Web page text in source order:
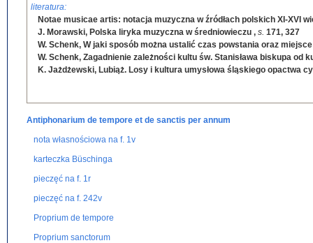
literatura:
Notae musicae artis: notacja muzyczna w źródłach polskich XI-XVI
J. Morawski, Polska liryka muzyczna w średniowieczu , s. 171, 327
W. Schenk, W jaki sposób można ustalić czas powstania oraz
W. Schenk, Zagadnienie zależności kultu św. Stanisława biskupa od
K. Jażdżewski, Lubiąż. Losy i kultura umysłowa śląskiego opactwa
Antiphonarium de tempore et de sanctis per annum
nota własnościowa na f. 1v
karteczka Büschinga
pieczęć na f. 1r
pieczęć na f. 242v
Proprium de tempore
Proprium sanctorum